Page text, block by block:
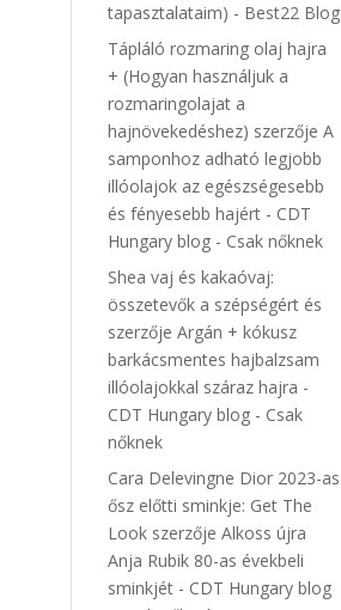
tapasztalataim) - Best22 Blog
Tápláló rozmaring olaj hajra
+ (Hogyan használjuk a
rozmaringolajat a
hajnövekedéshez) szerzőjeA
samponhoz adható legjobb
illóolajok az egészségesebb
és fényesebb hajért - CDT
Hungary blog - Csak nőknek
Shea vaj és kakaóvaj:
összetevők a szépségért és
szerzőjeArgán + kókusz
barkácsmentes hajbalzsam
illóolajokkal száraz hajra -
CDT Hungary blog - Csak
nőknek
Cara Delevingne Dior 2023-as
ősz előtti sminkje: Get The
Look szerzőjeAlkoss újra
Anja Rubik 80-as évekbeli
sminkjét - CDT Hungary blog